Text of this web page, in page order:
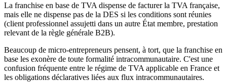
La franchise en base de TVA dispense de facturer la TVA française,
mais elle ne dispense pas de la DES si les conditions sont réunies
(client professionnel assujetti dans un autre État membre, prestation
relevant de la règle générale B2B).
Beaucoup de micro-entrepreneurs pensent, à tort, que la franchise en
base les exonère de toute formalité intracommunautaire. C'est une
confusion fréquente entre le régime de TVA applicable en France et
les obligations déclaratives liées aux flux intracommunautaires.